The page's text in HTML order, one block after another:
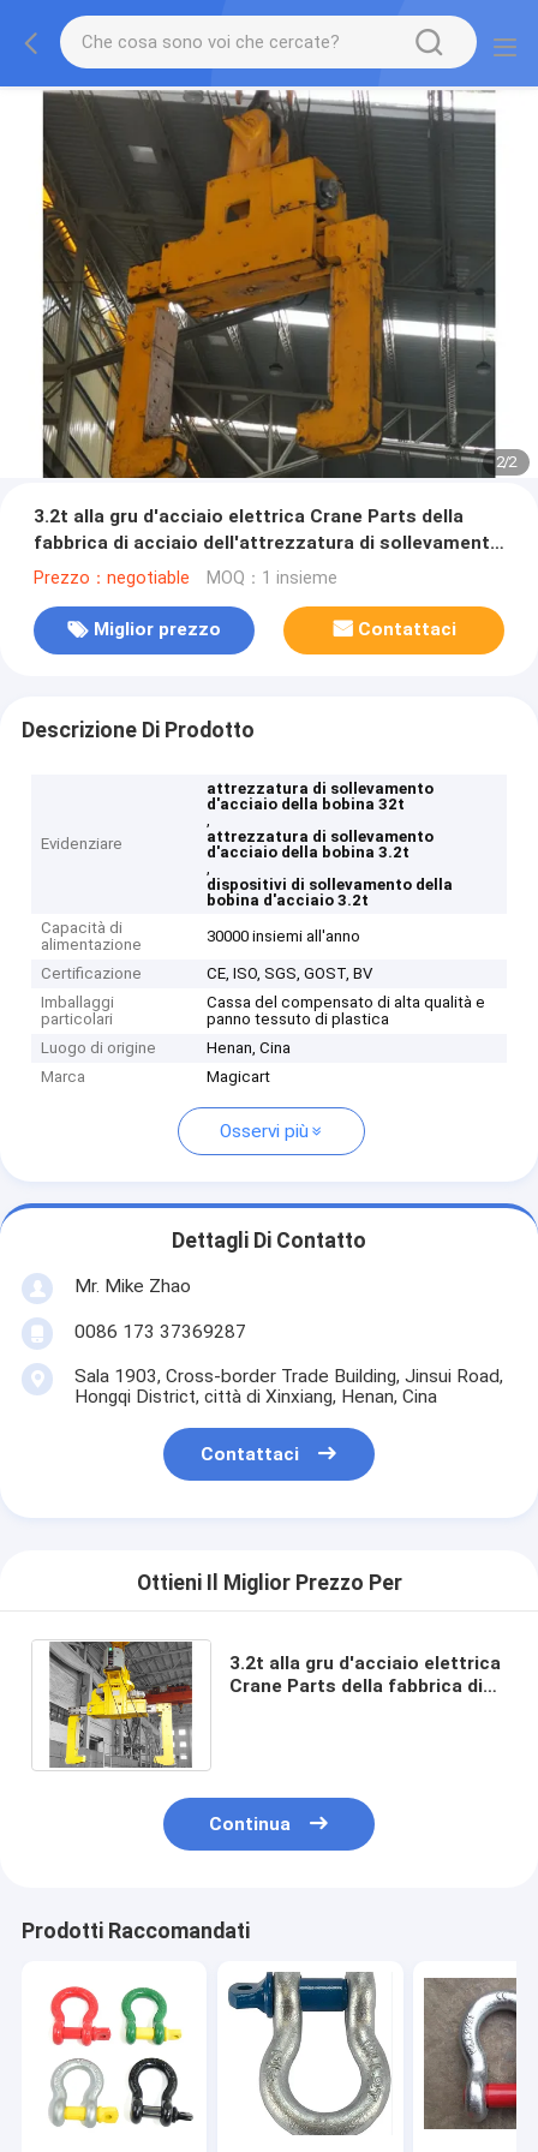
2/2
3.2t alla gru d'acciaio elettrica Crane Parts della
fabbrica di acciaio dell'attrezzatura di sollevamento
della bobina 32t
Prezzo：negotiable MOQ：1 insieme
Miglior prezzo Contattaci
Descrizione Di Prodotto
Evidenziare
attrezzatura di sollevamento
d'acciaio della bobina 32t
,
attrezzatura di sollevamento
d'acciaio della bobina 3.2t
,
dispositivi di sollevamento della
bobina d'acciaio 3.2t
Capacità di
alimentazione
30000 insiemi all'anno
Certificazione
CE, ISO, SGS, GOST, BV
Imballaggi
particolari
Cassa del compensato di alta qualità e
panno tessuto di plastica
Luogo di origine
Henan, Cina
Marca
Magicart
Osservi più
Dettagli Di Contatto
Mr. Mike Zhao
0086 173 37369287
Sala 1903, Cross-border Trade Building, Jinsui Road,
Hongqi District, città di Xinxiang, Henan, Cina
Contattaci
Ottieni Il Miglior Prezzo Per
3.2t alla gru d'acciaio elettrica
Crane Parts della fabbrica di
Continua
Prodotti Raccomandati